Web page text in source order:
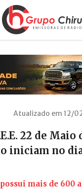
Atualizado em 12/
22 de Maio
iniciam no
mais de 600